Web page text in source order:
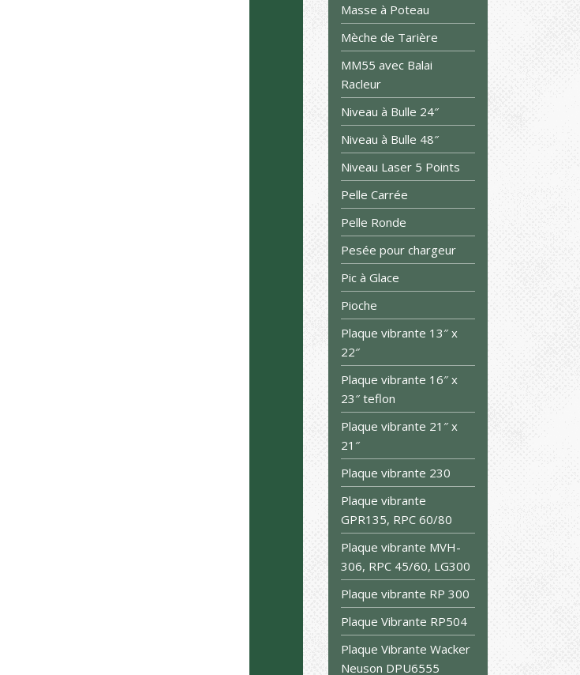
Masse à Poteau
Mèche de Tarière
MM55 avec Balai
Racleur
Niveau à Bulle 24″
Niveau à Bulle 48″
Niveau Laser 5 Points
Pelle Carrée
Pelle Ronde
Pesée pour chargeur
Pic à Glace
Pioche
Plaque vibrante 13″ x
22″
Plaque vibrante 16″ x
23″ teflon
Plaque vibrante 21″ x
21″
Plaque vibrante 230
Plaque vibrante
GPR135, RPC 60/80
Plaque vibrante MVH-
306, RPC 45/60, LG300
Plaque vibrante RP 300
Plaque Vibrante RP504
Plaque Vibrante Wacker
Neuson DPU6555